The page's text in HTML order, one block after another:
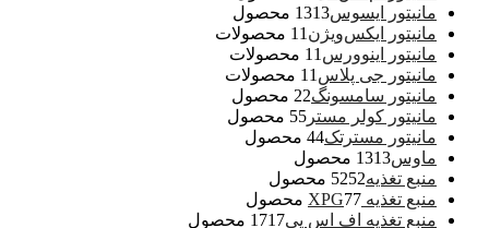
مانیتور ایسوس
1313 محصول
مانیتور ایکس‌ویژن
1 1 محصولات
مانیتور اینوورس
1 1 محصولات
مانیتور جی پلاس
1 1 محصولات
مانیتور سامسونگ 22 محصول
مانیتور کولر مستر
55 محصول
مانیتور مسترتک 44 محصول
ماوس
1313 محصول
منبع تغذیه
5252 محصول
منبع تغذیه XPG
77 محصول
منبع تغذیه اف اس پی
1717 محصول